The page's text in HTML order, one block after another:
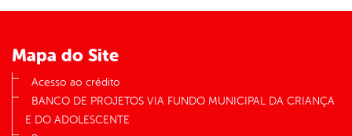
Mapa do Site
Acesso ao crédito
BANCO DE PROJETOS VIA FUNDO MUNICIPAL DA CRIANÇA
E DO ADOLESCENTE